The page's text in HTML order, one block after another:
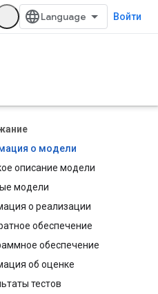
Войти
о модели
описание модели
модели
о реализации
обеспечение
обеспечение
об оценке
тестов